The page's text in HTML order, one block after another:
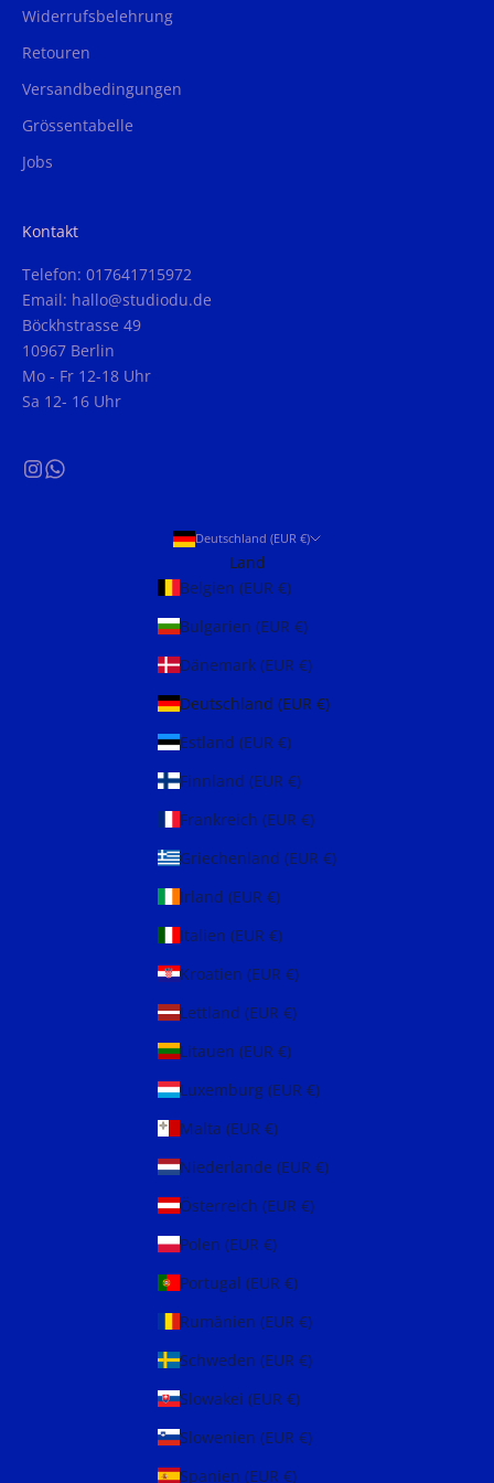
Widerrufsbelehrung
Retouren
Versandbedingungen
Grössentabelle
Jobs
Kontakt
Telefon: 017641715972
Email: hallo@studiodu.de
Böckhstrasse 49
10967 Berlin
Mo - Fr 12-18 Uhr
Sa 12- 16 Uhr
Deutschland (EUR €)
Land
Belgien (EUR €)
Bulgarien (EUR €)
Dänemark (EUR €)
Deutschland (EUR €)
Estland (EUR €)
Finnland (EUR €)
Frankreich (EUR €)
Griechenland (EUR €)
Irland (EUR €)
Italien (EUR €)
Kroatien (EUR €)
Lettland (EUR €)
Litauen (EUR €)
Luxemburg (EUR €)
Malta (EUR €)
Niederlande (EUR €)
Österreich (EUR €)
Polen (EUR €)
Portugal (EUR €)
Rumänien (EUR €)
Schweden (EUR €)
Slowakei (EUR €)
Slowenien (EUR €)
Spanien (EUR €)